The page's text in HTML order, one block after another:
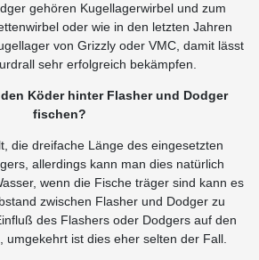
gehören Kugellagerwirbel und zum
oder wie in den letzten Jahren
von Grizzly oder VMC, damit lässt
sehr erfolgreich bekämpfen.
Köder hinter Flasher und Dodger
fischen?
die dreifache Länge des eingesetzten
allerdings kann man dies natürlich
wenn die Fische träger sind kann es
zwischen Flasher und Dodger zu
des Flashers oder Dodgers auf den
umgekehrt ist dies eher selten der Fall.